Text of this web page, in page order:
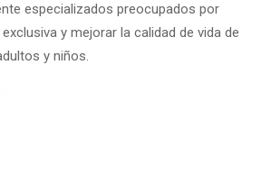
especializados preocupados por
y mejorar la calidad de vida de
y niños.